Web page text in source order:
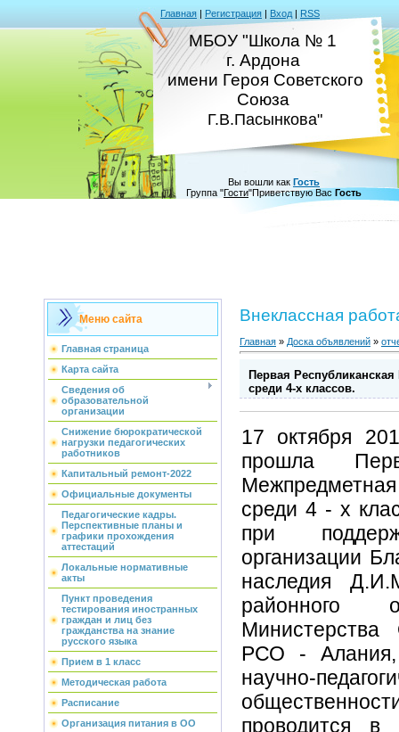
Главная | Регистрация | Вход | RSS
МБОУ "Школа № 1
г. Ардона
имени Героя Советского
Союза
Г.В.Пасынкова"
Вы вошли как Гость
Группа "Гости"Приветствую Вас Гость
Меню сайта
Главная страница
Карта сайта
Сведения об
образовательной
организации
Снижение бюрократической
нагрузки педагогических
работников
Капитальный ремонт-2022
Официальные документы
Педагогические кадры.
Перспективные планы и
графики прохождения
аттестаций
Локальные нормативные
акты
Пункт проведения
тестирования иностранных
граждан и лиц без
гражданства на знание
русского языка
Прием в 1 класс
Методическая работа
Расписание
Организация питания в ОО
Внеклассная
Главная » Доска объявлений »
Первая
среди 4-х классов.
17 октября
прошла
среди 4 - х
при
организации
наследия
районного
РСО - Алания,
научно-
проводится в